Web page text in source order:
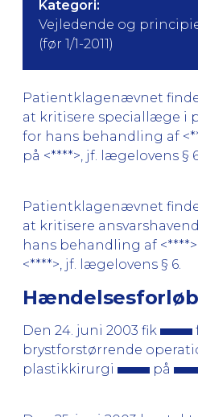
Kategori:
Vejledende og
(før 1/1-2011)
Patientklagenævnet
at kritisere speciallæge i
for hans behandling af
på <****>, jf. lægelovens §
Patientklagenævnet
at kritisere
hans behandling af
<****>, jf. lægelovens § 6.
Hændelsesforløb
Den 24. juni 2003 fik
brystforstørrende
plastikkirurgi
på